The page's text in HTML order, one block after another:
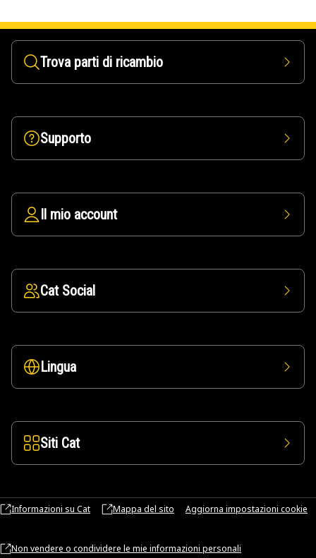
Trova parti di ricambio
Supporto
Il mio account
Cat Social
Lingua
Siti Cat
Informazioni su Cat Mappa del sito Aggiorna impostazioni cookie
Non vendere o condividere le mie informazioni personali